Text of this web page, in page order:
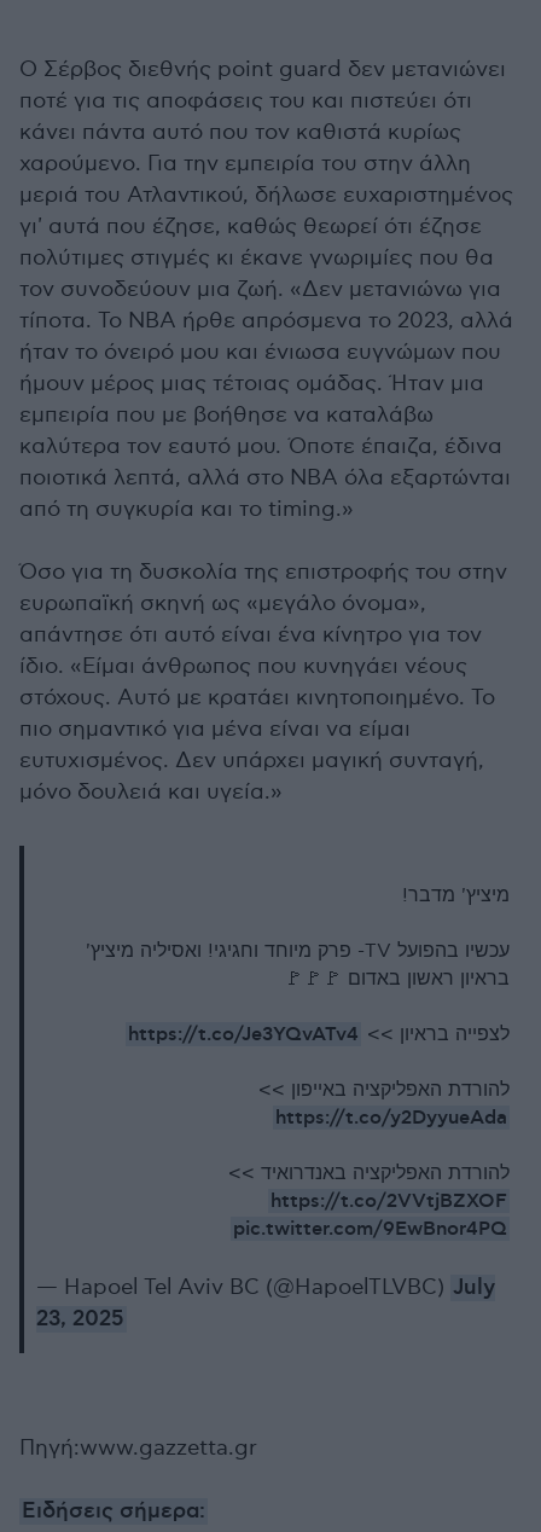
Ο Σέρβος διεθνής point guard δεν μετανιώνει
ποτέ για τις αποφάσεις του και πιστεύει ότι
κάνει πάντα αυτό που τον καθιστά κυρίως
χαρούμενο. Για την εμπειρία του στην άλλη
μεριά του Ατλαντικού, δήλωσε ευχαριστημένος
γι' αυτά που έζησε, καθώς θεωρεί ότι έζησε
πολύτιμες στιγμές κι έκανε γνωριμίες που θα
τον συνοδεύουν μια ζωή. «Δεν μετανιώνω για
τίποτα. Το ΝΒΑ ήρθε απρόσμενα το 2023, αλλά
ήταν το όνειρό μου και ένιωσα ευγνώμων που
ήμουν μέρος μιας τέτοιας ομάδας. Ήταν μια
εμπειρία που με βοήθησε να καταλάβω
καλύτερα τον εαυτό μου. Όποτε έπαιζα, έδινα
ποιοτικά λεπτά, αλλά στο ΝΒΑ όλα εξαρτώνται
από τη συγκυρία και το timing.»
Όσο για τη δυσκολία της επιστροφής του στην
ευρωπαϊκή σκηνή ως «μεγάλο όνομα»,
απάντησε ότι αυτό είναι ένα κίνητρο για τον
ίδιο. «Είμαι άνθρωπος που κυνηγάει νέους
στόχους. Αυτό με κρατάει κινητοποιημένο. Το
πιο σημαντικό για μένα είναι να είμαι
ευτυχισμένος. Δεν υπάρχει μαγική συνταγή,
μόνο δουλειά και υγεία.»
מיציץ' מדבר!
עכשיו בהפועל TV- פרק מיוחד וחגיגי! ואסיליה מיציץ'
בראיון ראשון באדום 🚩🚩🚩
לצפייה בראיון >> https://t.co/Je3YQvATv4
להורדת האפליקציה באייפון >>
https://t.co/y2DyyueAda
להורדת האפליקציה באנדרואיד >>
https://t.co/2VVtjBZXOF
pic.twitter.com/9EwBnor4PQ
— Hapoel Tel Aviv BC (@HapoelTLVBC) July
23, 2025
Πηγή:www.gazzetta.gr
Ειδήσεις σήμερα: